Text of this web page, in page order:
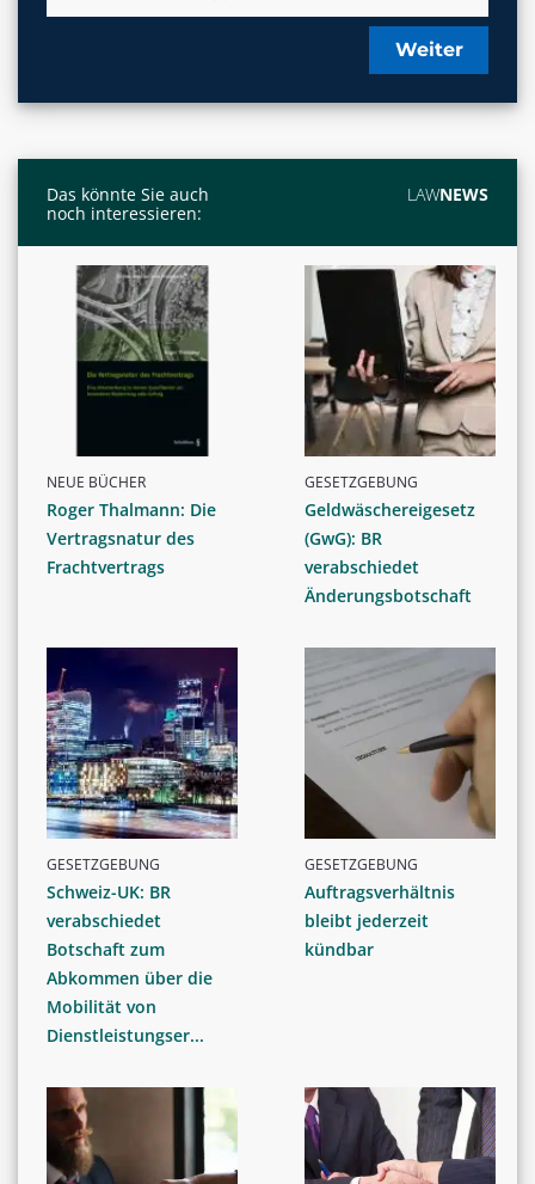
Weiter
Das könnte Sie auch
noch interessieren:
LAWNEWS
NEUE BÜCHER
Roger Thalmann: Die
Vertragsnatur des
Frachtvertrags
GESETZGEBUNG
Geldwäschereigesetz
(GwG): BR
verabschiedet
Änderungsbotschaft
GESETZGEBUNG
Schweiz-UK: BR
verabschiedet
Botschaft zum
Abkommen über die
Mobilität von
Dienstleistungser...
GESETZGEBUNG
Auftragsverhältnis
bleibt jederzeit
kündbar